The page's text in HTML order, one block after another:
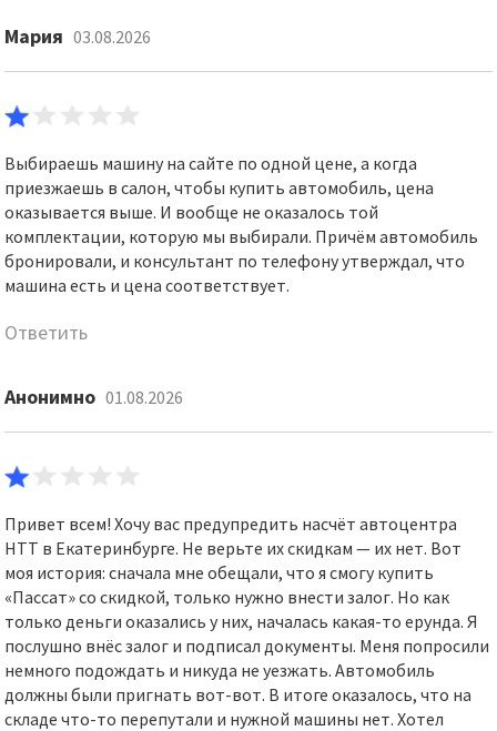
Мария 03.08.2026
Выбираешь машину на сайте по одной цене, а когда
приезжаешь в салон, чтобы купить автомобиль, цена
оказывается выше. И вообще не оказалось той
комплектации, которую мы выбирали. Причём автомобиль
бронировали, и консультант по телефону утверждал, что
машина есть и цена соответствует.
Ответить
Анонимно 01.08.2026
Привет всем! Хочу вас предупредить насчёт автоцентра
НТТ в Екатеринбурге. Не верьте их скидкам — их нет. Вот
моя история: сначала мне обещали, что я смогу купить
«Пассат» со скидкой, только нужно внести залог. Но как
только деньги оказались у них, началась какая-то ерунда. Я
послушно внёс залог и подписал документы. Меня попросили
немного подождать и никуда не уезжать. Автомобиль
должны были пригнать вот-вот. В итоге оказалось, что на
складе что-то перепутали и нужной машины нет. Хотел